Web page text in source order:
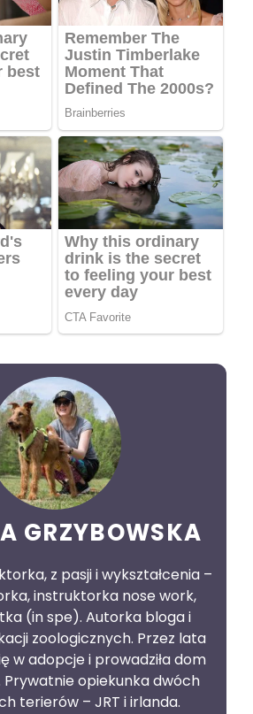
GRZYBOWSKA
z pasji i wykształcenia –
instruktorka nose work,
(in spe). Autorka bloga i
zoologicznych. Przez lata
w adopcje i prowadziła dom
opiekunka dwóch
terierów – JRT i irlanda.